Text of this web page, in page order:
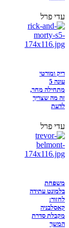
עדי פרל
ריק ומורטי
עונה 5
מתחילה מחר,
זה מה שצריך
לדעת
עדי פרל
משפחת
בלמונט עתידה
לחזור:
קאסלבניה
מקבלת סדרת
המשך